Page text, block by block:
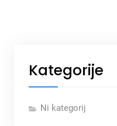
Kategorije
Ni kategorij